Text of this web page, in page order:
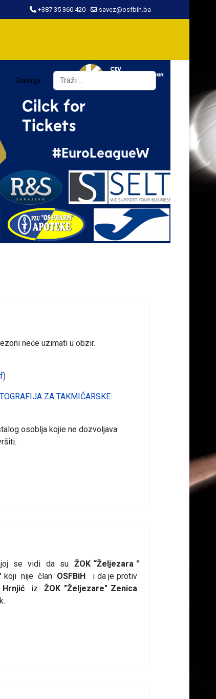
+387 35 360 420 savez@osfbih.ba
Galerija Traži
neće uzimati u obzir.
)
ZA TAKMIČARSKE
osoblja kojie ne dozvoljava
se vidi da su ŽOK “Željezara "
koji nije član OSFBiH
i da je protiv
izŽOK "Željezare" Zenica